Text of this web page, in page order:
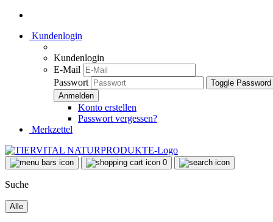
Kundenlogin
Kundenlogin
E-Mail
Passwort
Toggle
Konto erstellen
Passwort vergessen?
Merkzettel
0
Suche
Alle